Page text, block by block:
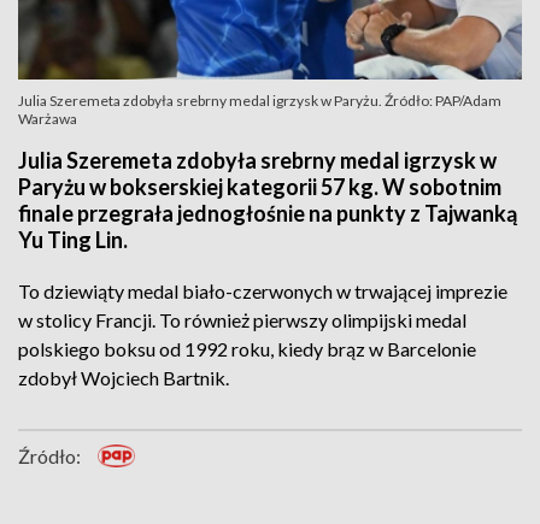
Julia Szeremeta zdobyła srebrny medal igrzysk w Paryżu. Źródło: PAP/Adam
Warżawa
Julia Szeremeta zdobyła srebrny medal igrzysk w
Paryżu w bokserskiej kategorii 57 kg. W sobotnim
finale przegrała jednogłośnie na punkty z Tajwanką
Yu Ting Lin.
To dziewiąty medal biało-czerwonych w trwającej imprezie
w stolicy Francji. To również pierwszy olimpijski medal
polskiego boksu od 1992 roku, kiedy brąz w Barcelonie
zdobył Wojciech Bartnik.
Źródło: